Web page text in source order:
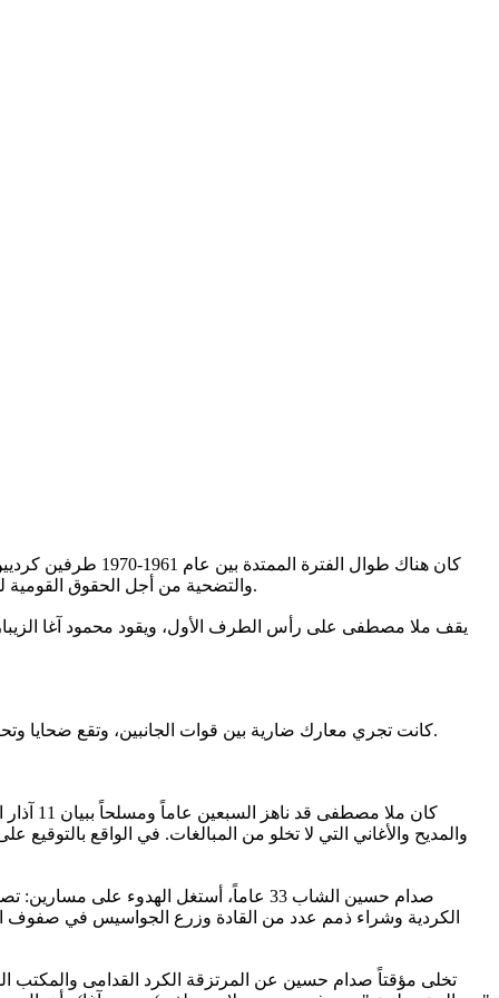
كان هناك طوال
والتضحية من أجل الحقوق القومية للشعب الكردي، والثاني متهم بالعمالة والخيانة وفقدان الشرف والكرامة وباعوا ضمائرهم لقاء دنانير معدودة يستلمونها من الحكومة العراقية.
يقف ملا مصطفى على رأس الطرف الأول، ويقود محمود آغا
كانت تجري معارك ضارية بين قوات الجانبين، وتقع ضحايا وتحرق القرى والحقول بصورة وحشية وعلى مدى سنوات. وكان الانتماء الى جبهة المرتزقة مهانة وعاراَ في الذهن الجمعي للشعب الكردي آنذاك.
كان
صدام حسين الشاب 33 عاماً، أستغل
الكردية وشراء ذمم عدد من القادة وزرع الجواسيس في صفوف
تخلى مؤقتاً صدام حسين عن المرتزقة الكرد القدامى والمكتب